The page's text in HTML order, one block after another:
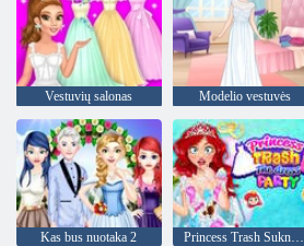
Vestuvių salonas Modelio vestuvės
Kas bus nuotaka 2 Princess Trash Suknelių vakarėlis